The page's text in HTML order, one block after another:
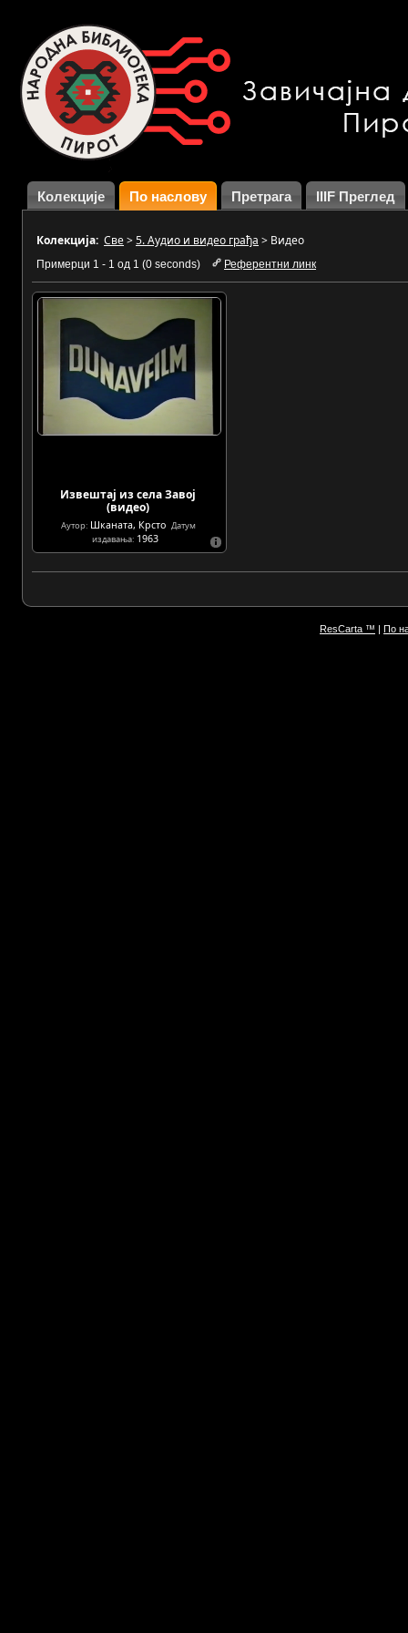
Колекције По наслову Претрага IIIF Преглед
Колекција: Све>5. Аудио и видео грађа > Видео
Примерци 1 - 1 од 1 (0 seconds) Референтни линк
Извештај из села Завој
(видео)
Аутор: Шканата, Крсто Датум
издавања: 1963
ResCarta ™ | По